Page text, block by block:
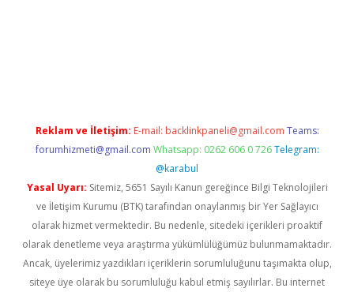
Reklam ve İletişim: E-mail: backlinkpaneli@gmail.com Teams:
forumhizmeti@gmail.com Whatsapp: 0262 606 0 726 Telegram:
@karabul
Yasal Uyarı: Sitemiz, 5651 Sayılı Kanun gereğince Bilgi Teknolojileri
ve İletişim Kurumu (BTK) tarafından onaylanmış bir Yer Sağlayıcı
olarak hizmet vermektedir. Bu nedenle, sitedeki içerikleri proaktif
olarak denetleme veya araştırma yükümlülüğümüz bulunmamaktadır.
Ancak, üyelerimiz yazdıkları içeriklerin sorumluluğunu taşımakta olup,
siteye üye olarak bu sorumluluğu kabul etmiş sayılırlar. Bu internet